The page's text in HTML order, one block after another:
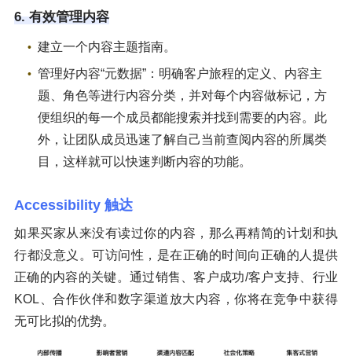
6. 有效管理内容
建立一个内容主题指南。
管理好内容“元数据”：明确客户旅程的定义、内容主
题、角色等进行内容分类，并对每个内容做标记，方
便组织的每一个成员都能搜索并找到需要的内容。此
外，让团队成员迅速了解自己当前查阅内容的所属类
目，这样就可以快速判断内容的功能。
Accessibility 触达
如果买家从来没有读过你的内容，那么再精简的计划和执
行都没意义。可访问性，是在正确的时间向正确的人提供
正确的内容的关键。通过销售、客户成功/客户支持、行业
KOL、合作伙伴和数字渠道放大内容，你将在竞争中获得
无可比拟的优势。